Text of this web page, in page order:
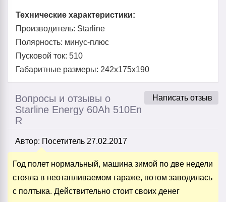
Технические характеристики:
Производитель: Starline
Полярность: минус-плюс
Пусковой ток: 510
Габаритные размеры: 242x175x190
Написать отзыв
Вопросы и отзывы о
Starline Energy 60Ah 510En
R
Автор: Посетитель 27.02.2017
Год полет нормальный, машина зимой по две недели
стояла в неотапливаемом гараже, потом заводилась
с полтыка. Действительно стоит своих денег